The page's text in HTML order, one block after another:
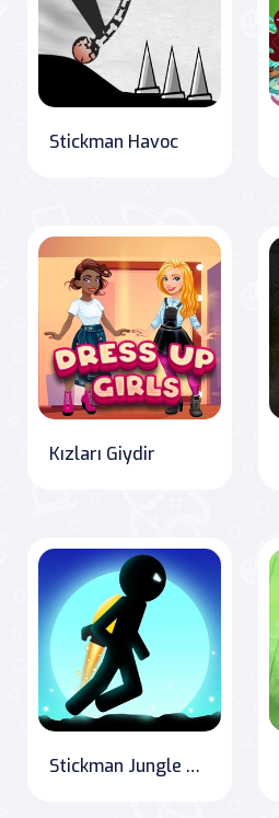
Stickman Havoc
Kızları Giydir
Stickman Jungle Kaçışı